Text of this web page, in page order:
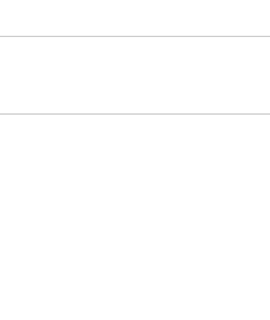
hemos invitado por el rol